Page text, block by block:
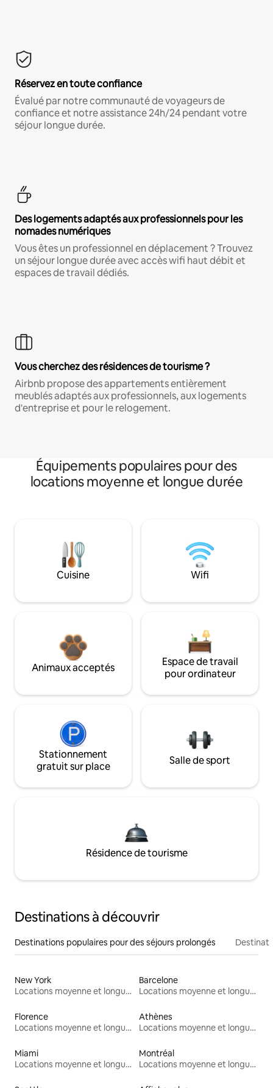
Réservez en toute confiance
Évalué par notre communauté de voyageurs de
confiance et notre assistance 24h/24 pendant votre
séjour longue durée.
Des logements adaptés aux professionnels pour les
nomades numériques
Vous êtes un professionnel en déplacement ? Trouvez
un séjour longue durée avec accès wifi haut débit et
espaces de travail dédiés.
Vous cherchez des résidences de tourisme ?
Airbnb propose des appartements entièrement
meublés adaptés aux professionnels, aux logements
d'entreprise et pour le relogement.
Équipements populaires pour des
locations moyenne et longue durée
Cuisine Wifi
Animaux acceptés
Espace de travail
pour ordinateur
Stationnement
gratuit sur place
Salle de sport
Résidence de tourisme
Destinations à découvrir
Destinations populaires pour des séjours prolongés
New York
Locations moyenne et longue durée
Barcelone
Locations moyenne et longue durée
Florence
Locations moyenne et longue durée
Athènes
Locations moyenne et longue durée
Miami
Locations moyenne et longue durée
Montréal
Locations moyenne et longue durée